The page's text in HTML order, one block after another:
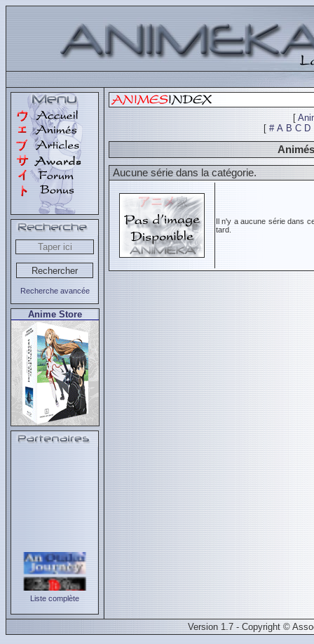
Recherche avancée
Anime Store
Liste complète
[
[ # A B C D
Aucune série dans la catégorie.
Il n'y a aucune série dans
tard.
Version 1.7 - Copyright ©